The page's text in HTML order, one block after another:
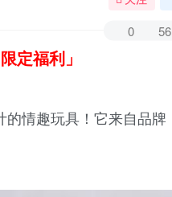
0 56
定福利」
的情趣玩具！它来自品牌